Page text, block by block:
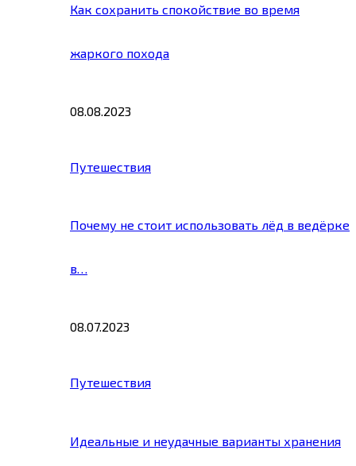
Как сохранить спокойствие во время
жаркого похода
08.08.2023
Путешествия
Почему не стоит использовать лёд в ведёрке
в…
08.07.2023
Путешествия
Идеальные и неудачные варианты хранения